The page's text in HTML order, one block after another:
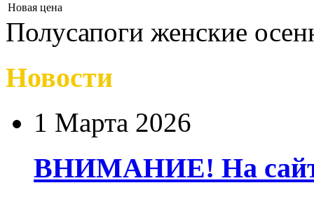
Новая цена
Полусапоги женские
Новости
1 Марта 2026
ВНИМАНИЕ! На сайте